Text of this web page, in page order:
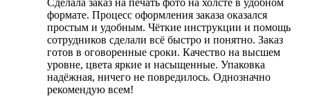
формате. Процесс оформления заказа оказался
простым и удобным. Чёткие инструкции и помощь
сотрудников сделали всё быстро и понятно. Заказ
готов в оговоренные сроки. Качество на высшем
уровне, цвета яркие и насыщенные. Упаковка
надёжная, ничего не повредилось. Однозначно
рекомендую всем!